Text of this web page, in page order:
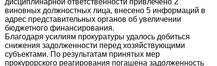
дисциплинарной ответственности привлечено 2
виновных должностных лица, внесено 5 информаций в
адрес представительных органов об увеличении
бюджетного финансирования.
Благодаря усилиям прокуратуры удалось добиться
снижения задолженности перед хозяйствующими
субъектами. По результатам принятых мер
прокурорского реагирования погашена задолженность